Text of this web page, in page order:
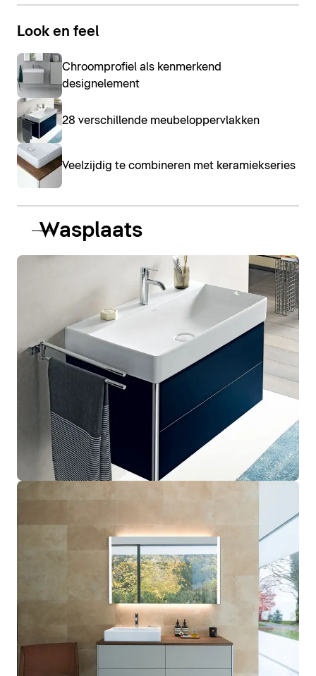
Look en feel
Chroomprofiel als kenmerkend
designelement
28 verschillende meubeloppervlakken
Veelzijdig te combineren met keramiekseries
Wasplaats